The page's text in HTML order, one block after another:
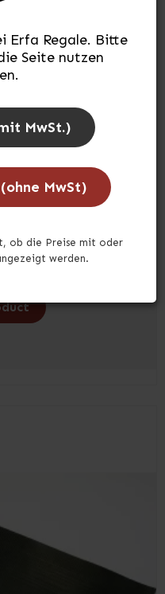
Erfa Regale. Bitte
Seite nutzen
MwSt.)
MwSt)
ob die Preise mit oder
werden.